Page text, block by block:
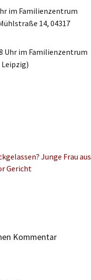
im Familienzentrum
14, 04317
Uhr im Familienzentrum
Leipzig)
Junge Frau aus
Gericht
Kommentar